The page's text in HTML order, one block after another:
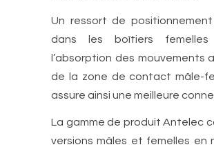
Un ressort de
dans les boîtiers femelles
l’absorption des mouvements
de la zone de contact mâle-
assure ainsi une meilleure
La gamme de produit Antelec
versions mâles et femelles en